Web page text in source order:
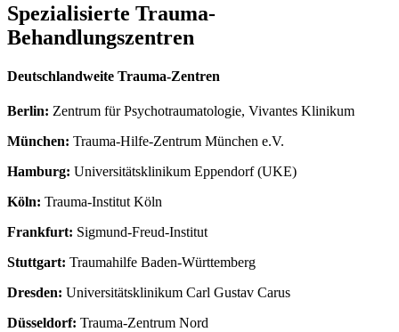
Spezialisierte Trauma-
Behandlungszentren
Deutschlandweite Trauma-Zentren
Berlin: Zentrum für Psychotraumatologie, Vivantes Klinikum
München: Trauma-Hilfe-Zentrum München e.V.
Hamburg: Universitätsklinikum Eppendorf (UKE)
Köln: Trauma-Institut Köln
Frankfurt: Sigmund-Freud-Institut
Stuttgart: Traumahilfe Baden-Württemberg
Dresden: Universitätsklinikum Carl Gustav Carus
Düsseldorf: Trauma-Zentrum Nord